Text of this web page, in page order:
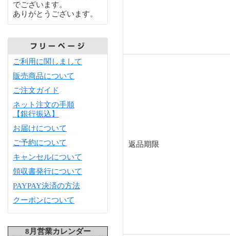
でございます。
ありがとうございます。
ご利用に関しまして
販売商品について
ご注文ガイド
ネット注文の手順
【銀行振込】
お届けについて
ご予約について
キャンセルについて
領収書発行について
PAYPAY決済の方法
クーポンについて
8月営業カレンダー
返品期限